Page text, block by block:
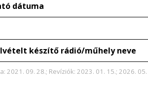
dátuma
készítő rádió/műhely neve
2021. 09. 28.; Revíziók: 2023. 01. 15.; 2026. 05.